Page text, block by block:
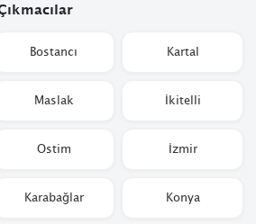
Bostancı Kartal
Maslak İkitelli
Ostim İzmir
Karabağlar Konya